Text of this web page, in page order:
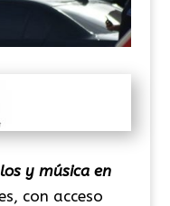
y música en
con acceso